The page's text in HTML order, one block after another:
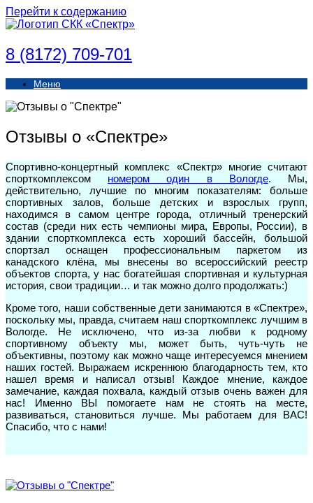
Перейти к содержанию
8 (8172) 709-701
Меню
Отзывы о «Спектре»
Спортивно-концертный комплекс «Спектр» многие считают
спорткомплексом номером один в Вологде. Мы,
действительно, лучшие по многим показателям: больше
спортивных залов, больше детских и взрослых групп,
находимся в самом центре города, отличный тренерский
состав (среди них есть чемпионы мира, Европы, России), в
здании спорткомплекса есть хороший бассейн, большой
спортзал оснащен профессиональным паркетом из
канадского клёна, мы внесены во всероссийский реестр
объектов спорта, у нас богатейшая спортивная и культурная
история, свои традиции… и так можно долго продолжать:)
Кроме того, наши собственные дети занимаются в «Спектре»,
поскольку мы, правда, считаем наш спорткомплекс лучшим в
Вологде. Не исключено, что из-за любви к родному
спортивному объекту мы, может быть, чуть-чуть не
объективны, поэтому как можно чаще интересуемся мнением
наших гостей. Выражаем искреннюю благодарность тем, кто
нашел время и написал отзыв! Каждое мнение, каждое
замечание, каждая похвала, каждый отзыв очень важен для
нас! Именно ВЫ помогаете нам не стоять на месте,
развиваться, становиться лучше. Мы работаем для ВАС!
Спасибо, что с нами!